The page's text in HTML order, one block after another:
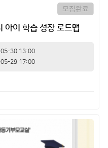
모집완료
아이 학습 성장 로드맵
30 13:00
29 17:00